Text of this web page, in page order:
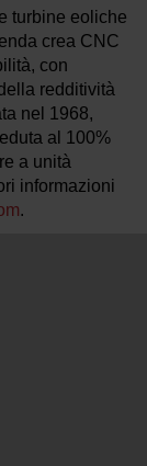
turbine eoliche
crea CNC
con
redditività
nel 1968,
al 100%
a unità
informazioni
.